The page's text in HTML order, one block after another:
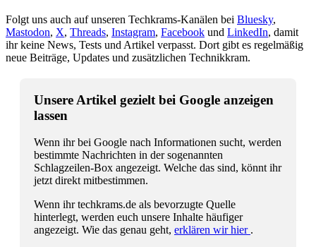
Folgt uns auch auf unseren Techkrams-Kanälen bei Bluesky,
Mastodon, X, Threads, Instagram, Facebook und LinkedIn, damit
ihr keine News, Tests und Artikel verpasst. Dort gibt es regelmäßig
neue Beiträge, Updates und zusätzlichen Technikkram.
Unsere Artikel gezielt bei Google anzeigen
lassen
Wenn ihr bei Google nach Informationen sucht, werden
bestimmte Nachrichten in der sogenannten
Schlagzeilen-Box angezeigt. Welche das sind, könnt ihr
jetzt direkt mitbestimmen.
Wenn ihr techkrams.de als bevorzugte Quelle
hinterlegt, werden euch unsere Inhalte häufiger
angezeigt. Wie das genau geht, erklären wir hier .